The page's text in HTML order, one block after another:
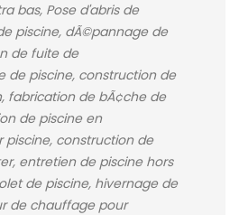
bas, Pose d'abris de
piscine, dÃ©pannage de
de fuite de
de piscine, construction de
fabrication de bÃ¢che de
de piscine en
piscine, construction de
entretien de piscine hors
de piscine, hivernage de
de chauffage pour